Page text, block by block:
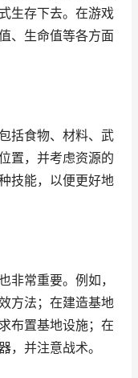
生存下去。在游戏
、生命值等各方面
括食物、材料、武
置，并考虑资源的
技能，以便更好地
非常重要。例如，
方法；在建造基地
布置基地设施；在
，并注意战术。